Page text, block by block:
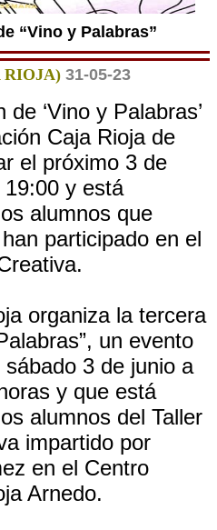
“Vino y Palabras”
RIOJA) 31-05-23
de ‘Vino y Palabras’
Caja Rioja de
el próximo 3 de
y está
alumnos que
participado en el
organiza la tercera
un evento
3 de junio a
y que está
alumnos del Taller
impartido por
en el Centro
Arnedo.